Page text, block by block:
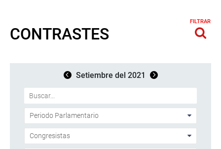
CONTRASTES
FILTRAR
Setiembre del 2021